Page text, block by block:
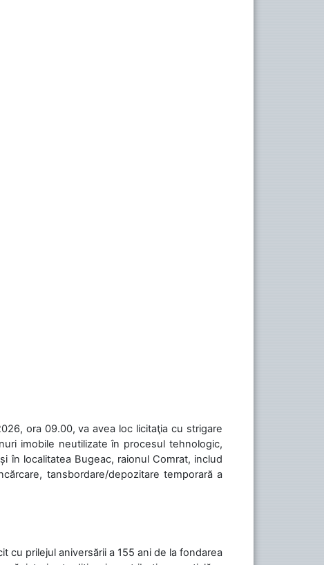
ora 09.00, va avea loc licitaţia cu strigare
imobile neutilizate în procesul tehnologic,
în localitatea Bugeac, raionul Comrat, includ
tansbordare/depozitare temporară a
cu prilejul aniversării a 155 ani de la fondarea